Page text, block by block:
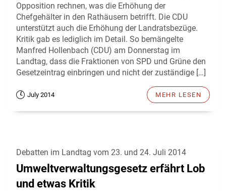
Opposition rechnen, was die Erhöhung der
Chefgehälter in den Rathäusern betrifft. Die CDU
unterstützt auch die Erhöhung der Landratsbezüge.
Kritik gab es lediglich im Detail. So bemängelte
Manfred Hollenbach (CDU) am Donnerstag im
Landtag, dass die Fraktionen von SPD und Grüne den
Gesetzeintrag einbringen und nicht der zuständige […]
July 2014 MEHR LESEN
Debatten im Landtag vom 23. und 24. Juli 2014
Umweltverwaltungsgesetz erfährt Lob
und etwas Kritik